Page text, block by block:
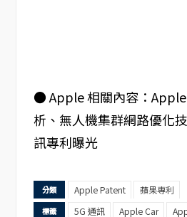
● Apple 相關內容：
析、無人機集群網路優化
訊專利曝光
分類 Apple Patent 蘋果專利
標籤 5G 通訊 Apple Car